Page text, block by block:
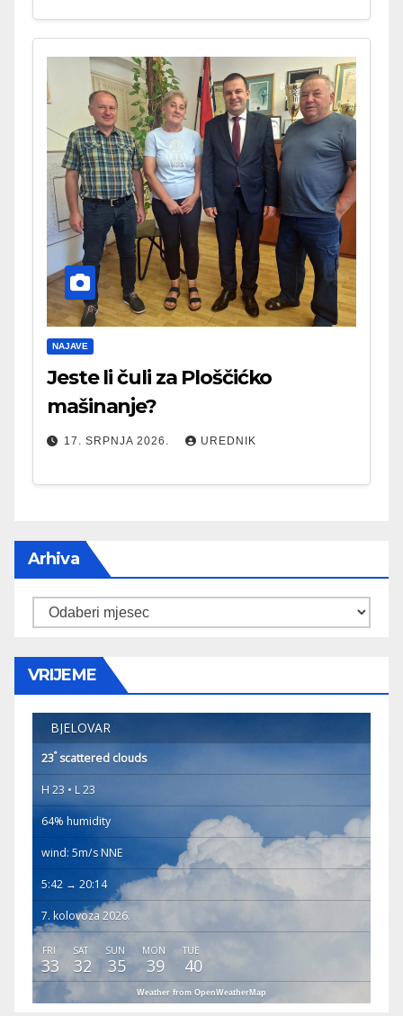
NAJAVE
Jeste li čuli za Ploščićko
mašinanje?
17. SRPNJA 2026. UREDNIK
Arhiva
Arhiva
VRIJEME
BJELOVAR
23°scattered clouds
H 23 • L 23
64% humidity
wind: 5m/s NNE
5:42 → 20:14
7. kolovoza 2026.
FRI
33
SAT
32
SUN
35
MON
39
TUE
40
Weather from OpenWeatherMap